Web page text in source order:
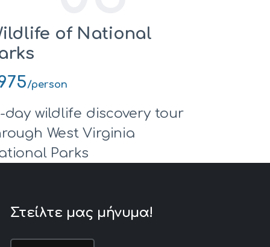
of National
/person
day wildlife discovery tour
West Virginia
Parks
Στείλτε μας μήνυμα!